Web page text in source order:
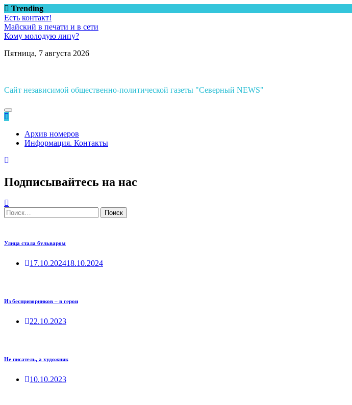
Перейти
к
содержимому
Trending
Есть контакт!
Майский в печати и в сети
Кому молодую липу?
Пятница, 7 августа 2026
Сайт независимой общественно-политической газеты "Северный NEWS"
Архив номеров
Информация. Контакты
Подписывайтесь на нас
Найти:
Улица стала бульваром
17.10.202418.10.2024
Из беспризорников – в герои
22.10.2023
Не писатель, а художник
10.10.2023